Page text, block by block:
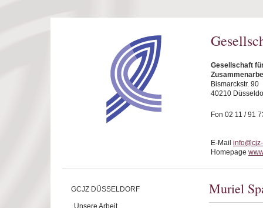
Gesellschaft
Bismarckstr. 90
40210
Fon 02 11 / 91
E-Mail
Homepage
GCJZ DÜSSELDORF
Unsere Arbeit
Muriel